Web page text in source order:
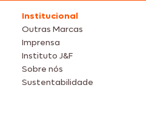
Institucional
Outras Marcas
Imprensa
Instituto J&F
Sobre nós
Sustentabilidade